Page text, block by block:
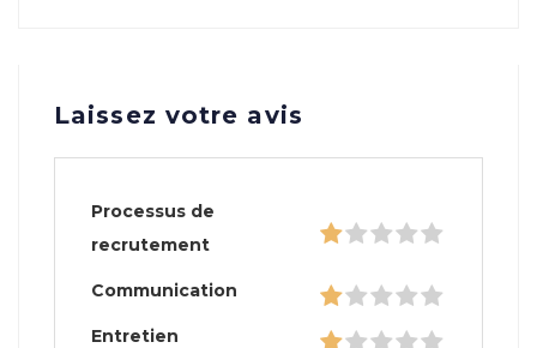
Laissez votre avis
Processus de
recrutement
Communication
Entretien